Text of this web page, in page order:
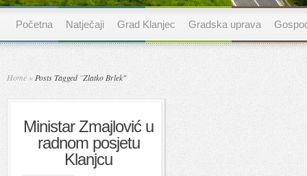
Početna Natječaji Grad Klanjec Gradska uprava
Home » Posts Tagged"Zlatko Brlek"
Ministar Zmajlović u
radnom posjetu
Klanjcu